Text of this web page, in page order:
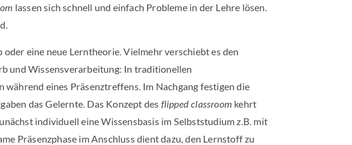
lassen sich schnell und einfach Probleme in der Lehre lösen.
eine neue Lerntheorie. Vielmehr verschiebt es den
und Wissensverarbeitung: In traditionellen
eines Präsenztreffens. Im Nachgang festigen die
das Gelernte. Das Konzept des flipped classroom kehrt
individuell eine Wissensbasis im Selbststudium z.B. mit
Präsenzphase im Anschluss dient dazu, den Lernstoff zu